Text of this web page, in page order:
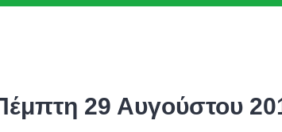
29 Αυγούστου